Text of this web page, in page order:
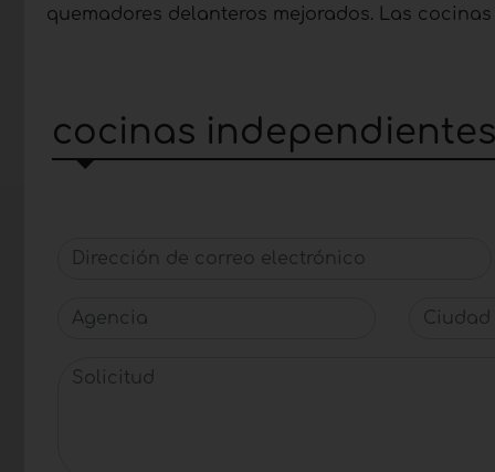
quemadores delanteros mejorados. Las
cocinas
Dirección de correo electrónico
Agencia Ciudad
Solicitud